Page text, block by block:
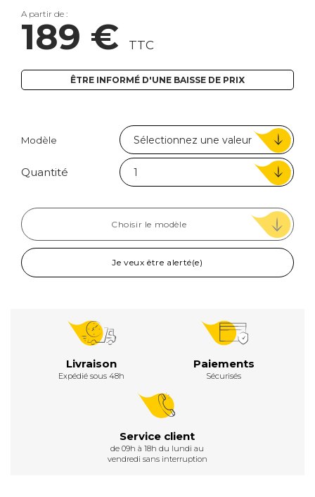
A partir de :
189 € TTC
ÊTRE INFORMÉ D'UNE BAISSE DE PRIX
Modèle
Quantité
Choisir le modèle
Je veux être alerté(e)
Livraison
Expédié sous 48h
Paiements
Sécurisés
Service client
de 09h à 18h du lundi au
vendredi sans interruption